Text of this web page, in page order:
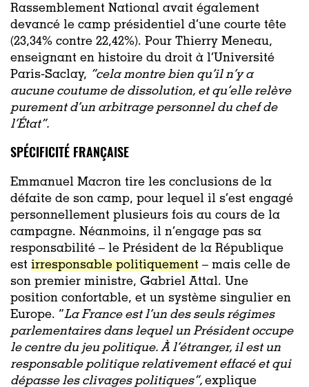
Rassemblement National avait également
devancé le camp présidentiel d’une courte tête
(23,34% contre 22,42%). Pour Thierry Meneau,
enseignant en histoire du droit à l’Université
Paris-Saclay, “cela montre bien qu’il n’y a
aucune coutume de dissolution, et qu’elle relève
purement d’un arbitrage personnel du chef de
l’État”.
SPÉCIFICITÉ FRANÇAISE
Emmanuel Macron tire les conclusions de la
défaite de son camp, pour lequel il s’est engagé
personnellement plusieurs fois au cours de la
campagne. Néanmoins, il n’engage pas sa
responsabilité – le Président de la République
est irresponsable politiquement – mais celle de
son premier ministre, Gabriel Attal. Une
position confortable, et un système singulier en
Europe. “La France est l’un des seuls régimes
parlementaires dans lequel un Président occupe
le centre du jeu politique. À l’étranger, il est un
responsable politique relativement effacé et qui
dépasse les clivages politiques”, explique